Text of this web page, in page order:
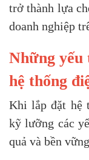
trở thành lựa
doanh nghiệp
Những yếu
hệ thống
Khi lắp đặt hệ
kỹ lưỡng các
quả và bền